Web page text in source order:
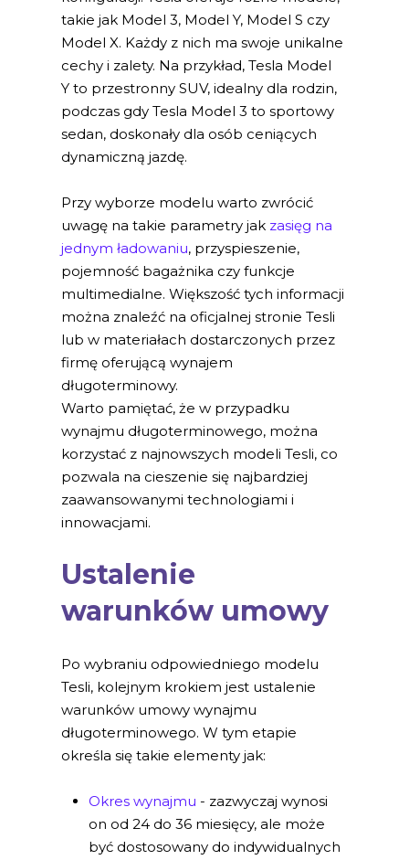
takie jak Model 3, Model Y, Model S czy
Model X. Każdy z nich ma swoje unikalne
cechy i zalety. Na przykład, Tesla Model
Y to przestronny SUV, idealny dla rodzin,
podczas gdy Tesla Model 3 to sportowy
sedan, doskonały dla osób ceniących
dynamiczną jazdę.
Przy wyborze modelu warto zwrócić
uwagę na takie parametry jak zasięg na
jednym ładowaniu, przyspieszenie,
pojemność bagażnika czy funkcje
multimedialne. Większość tych informacji
można znaleźć na oficjalnej stronie Tesli
lub w materiałach dostarczonych przez
firmę oferującą wynajem
długoterminowy.
Warto pamiętać, że w przypadku
wynajmu długoterminowego, można
korzystać z najnowszych modeli Tesli, co
pozwala na cieszenie się najbardziej
zaawansowanymi technologiami i
innowacjami.
Ustalenie
warunków umowy
Po wybraniu odpowiedniego modelu
Tesli, kolejnym krokiem jest ustalenie
warunków umowy wynajmu
długoterminowego. W tym etapie
określa się takie elementy jak:
Okres wynajmu - zazwyczaj wynosi
on od 24 do 36 miesięcy, ale może
być dostosowany do indywidualnych